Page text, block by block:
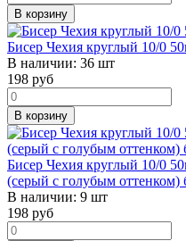
В корзину
Бисер Чехия круглый 10/0
В наличии: 36 шт
198 руб
В корзину
Бисер Чехия круглый 10/0
(серый с голубым оттенком)
В наличии: 9 шт
198 руб